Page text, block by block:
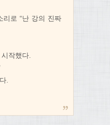
리로 “난 강의 진짜
작했다.
.